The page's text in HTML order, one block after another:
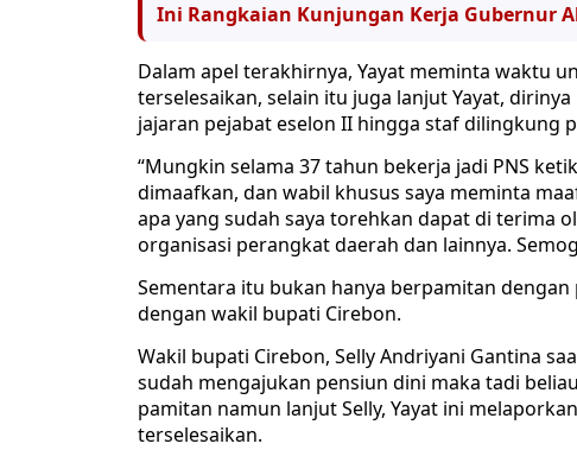
Ini Rangkaian Kunjungan Kerja Gubernur
Dalam apel terakhirnya, Yayat meminta waktu
terselesaikan, selain itu juga lanjut Yayat,
jajaran pejabat eselon II hingga staf dilingkung
“Mungkin selama 37 tahun bekerja jadi PNS
dimaafkan, dan wabil khusus saya meminta
apa yang sudah saya torehkan dapat di terima
organisasi perangkat daerah dan lainnya.
Sementara itu bukan hanya berpamitan
dengan wakil bupati Cirebon.
Wakil bupati Cirebon, Selly Andriyani Gantina
sudah mengajukan pensiun dini maka tadi
pamitan namun lanjut Selly, Yayat ini
terselesaikan.